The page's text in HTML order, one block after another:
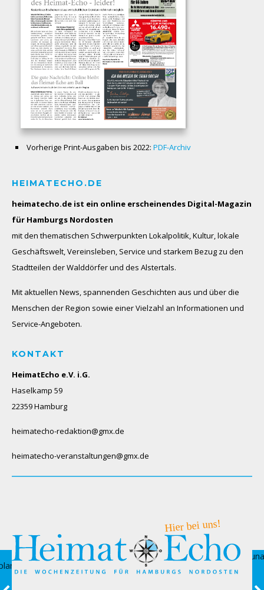
Vorherige Print-Ausgaben bis 2022: PDF-Archiv
HEIMATECHO.DE
heimatecho.de ist ein online erscheinendes Digital-Magazin
für Hamburgs Nordosten
mit den thematischen Schwerpunkten Lokalpolitik, Kultur, lokale
Geschäftswelt, Vereinsleben, Service und starkem Bezug zu den
Stadtteilen der Walddörfer und des Alstertals.
Mit aktuellen News, spannenden Geschichten aus und über die
Menschen der Region sowie einer Vielzahl an Informationen und
Service-Angeboten.
KONTAKT
HeimatEcho e.V. i.G.
Haselkamp 59
22359 Hamburg
heimatecho-redaktion@gmx.de
heimatecho-veranstaltungen@gmx.de